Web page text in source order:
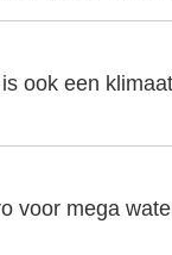
ook een
voor mega